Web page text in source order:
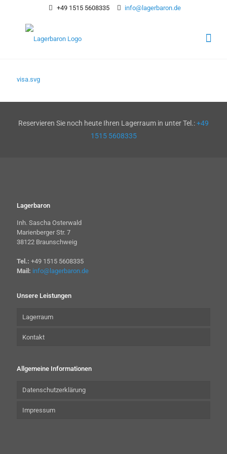
+49 1515 5608335 info@lagerbaron.de
visa.svg
Reservieren Sie noch heute Ihren Lagerraum in unter Tel.:+49
1515 5608335
Lagerbaron
Inh. Sascha Osterwald
Marienberger Str. 7
38122 Braunschweig
Tel.: +49 1515 5608335
Mail: info@lagerbaron.de
Unsere Leistungen
Lagerraum
Kontakt
Allgemeine Informationen
Datenschutzerklärung
Impressum